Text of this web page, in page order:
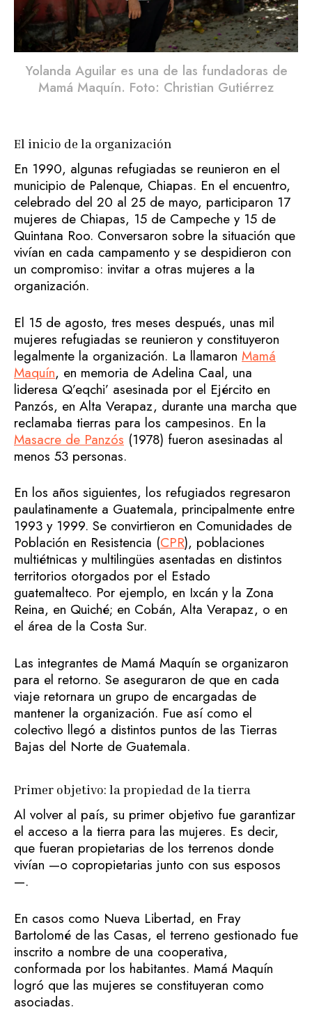
Yolanda Aguilar es una de las fundadoras de
Mamá Maquín. Foto: Christian Gutiérrez
El inicio de la organización
En 1990, algunas refugiadas se reunieron en el
municipio de Palenque, Chiapas. En el encuentro,
celebrado del 20 al 25 de mayo, participaron 17
mujeres de Chiapas, 15 de Campeche y 15 de
Quintana Roo. Conversaron sobre la situación que
vivían en cada campamento y se despidieron con
un compromiso: invitar a otras mujeres a la
organización.
El 15 de agosto, tres meses después, unas mil
mujeres refugiadas se reunieron y constituyeron
legalmente la organización. La llamaron Mamá
Maquín, en memoria de Adelina Caal, una
lideresa Q’eqchi’ asesinada por el Ejército en
Panzós, en Alta Verapaz, durante una marcha que
reclamaba tierras para los campesinos. En la
Masacre de Panzós (1978) fueron asesinadas al
menos 53 personas.
En los años siguientes, los refugiados regresaron
paulatinamente a Guatemala, principalmente entre
1993 y 1999. Se convirtieron en Comunidades de
Población en Resistencia (CPR), poblaciones
multiétnicas y multilingües asentadas en distintos
territorios otorgados por el Estado
guatemalteco. Por ejemplo, en Ixcán y la Zona
Reina, en Quiché; en Cobán, Alta Verapaz, o en
el área de la Costa Sur.
Las integrantes de Mamá Maquín se organizaron
para el retorno. Se aseguraron de que en cada
viaje retornara un grupo de encargadas de
mantener la organización. Fue así como el
colectivo llegó a distintos puntos de las Tierras
Bajas del Norte de Guatemala.
Primer objetivo: la propiedad de la tierra
Al volver al país, su primer objetivo fue garantizar
el acceso a la tierra para las mujeres. Es decir,
que fueran propietarias de los terrenos donde
vivían —o copropietarias junto con sus esposos
—.
En casos como Nueva Libertad, en Fray
Bartolomé de las Casas, el terreno gestionado fue
inscrito a nombre de una cooperativa,
conformada por los habitantes. Mamá Maquín
logró que las mujeres se constituyeran como
asociadas.